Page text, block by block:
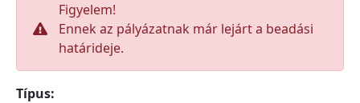
Figyelem!
Ennek az pályázatnak már lejárt a beadási
határideje.
Típus: